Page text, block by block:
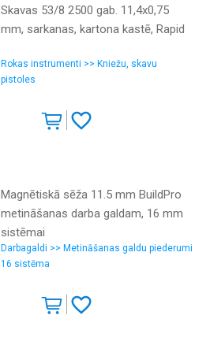
Skavas 53/8 2500 gab. 11,4x0,75
mm, sarkanas, kartona kastē, Rapid
Rokas instrumenti >> Kniežu, skavu
pistoles
Magnētiskā sēža 11.5 mm BuildPro
metināšanas darba galdam, 16 mm
sistēmai
Darbagaldi >> Metināšanas galdu piederumi
16 sistēma